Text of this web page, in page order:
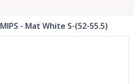
- Mat White S-(52-55.5)